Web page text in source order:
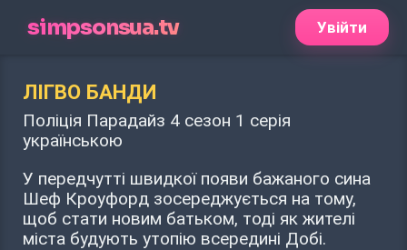
simpsonsua.tv Увійти
ЛІГВО БАНДИ
Поліція Парадайз 4 сезон 1 серія
українською
У передчутті швидкої появи бажаного сина
Шеф Кроуфорд зосереджується на тому,
щоб стати новим батьком, тоді як жителі
міста будують утопію всередині Добі.